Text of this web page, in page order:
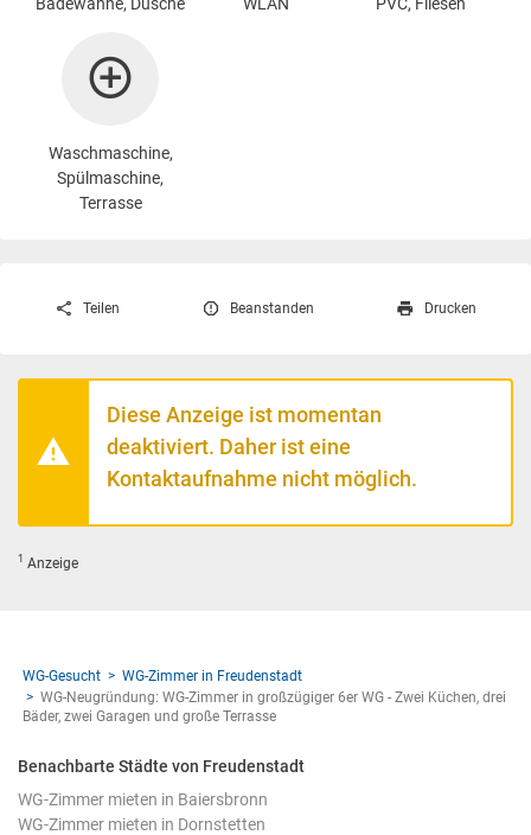
Waschmaschine,
Spülmaschine,
Terrasse
Teilen Beanstanden Drucken
Diese Anzeige ist momentan
deaktiviert. Daher ist eine
Kontaktaufnahme nicht möglich.
1 Anzeige
WG-Gesucht
WG-Zimmer in Freudenstadt
WG-Neugründung: WG-Zimmer in großzügiger 6er WG - Zwei Küchen, drei
Bäder, zwei Garagen und große Terrasse
Benachbarte Städte von Freudenstadt
WG-Zimmer mieten in Baiersbronn
WG-Zimmer mieten in Dornstetten